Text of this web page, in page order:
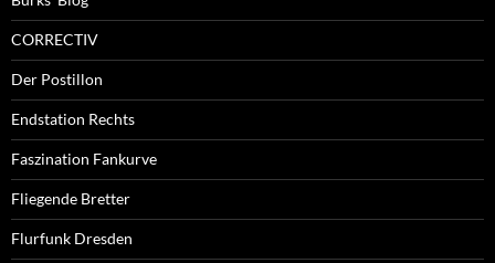
CORRECTIV
Der Postillon
Endstation Rechts
Faszination Fankurve
Fliegende Bretter
Flurfunk Dresden